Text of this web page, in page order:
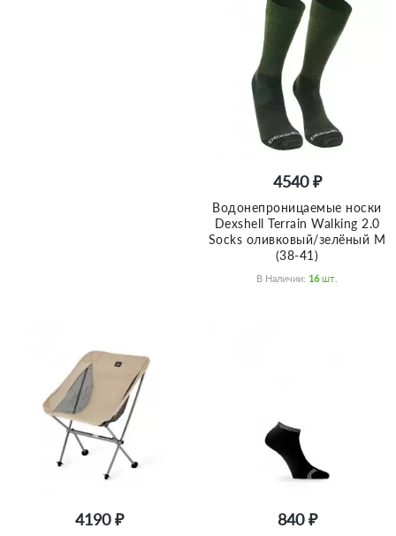
4540 ₽
Водонепроницаемые носки
Dexshell Terrain Walking 2.0
Socks оливковый/зелёный M
(38-41)
В Наличии: 16 Шт.
4190 ₽ 840 ₽